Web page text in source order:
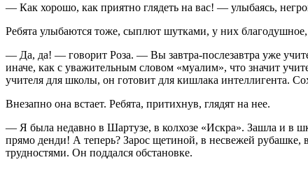
— Как хорошо, как приятно глядеть на вас! — улыбаясь,
Ребята улыбаются тоже, сыплют шутками, у них благодушное,
— Да, да! — говорит Роза. — Вы завтра-послезавтра уже
иначе, как с уважительным словом «муалим», что значит
учителя для школы, он готовит для кишлака интеллигента.
Внезапно она встает. Ребята, притихнув, глядят на нее.
— Я была недавно в Шартузе, в колхозе «Искра». Зашла и в
прямо денди! А теперь? Зарос щетиной, в несвежей рубашке,
трудностями. Он поддался обстановке.